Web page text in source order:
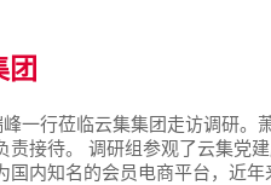
团
一行莅临云集集团走访调研
接待。 调研组参观了云集党
内知名的会员电商平台，近年